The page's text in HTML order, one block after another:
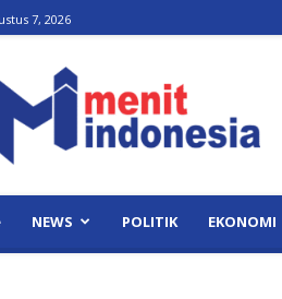
7, 2026
Indonesia
NEWS POLITIK EKONOMI